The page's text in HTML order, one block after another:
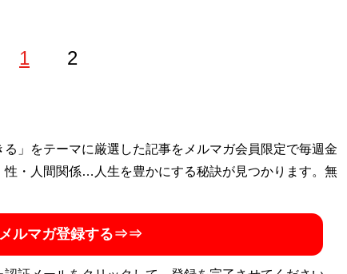
1 2
」をテーマに厳選した記事をメルマガ会員限定で毎週金
・人間関係…人生を豊かにする秘訣が見つかります。無
ルマガ登録する⇒⇒